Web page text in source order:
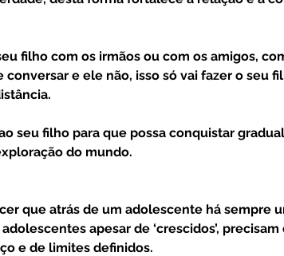
e ele não, isso só vai fazer o seu
do mundo.
apesar de ‘crescidos’,
e de limites definidos.